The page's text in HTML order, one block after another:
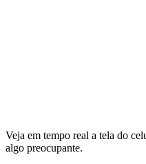
Veja em tempo real a tela do
algo preocupante.